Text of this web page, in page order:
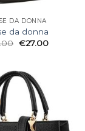
DA DONNA
da donna
€27.00